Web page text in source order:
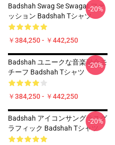
Badshah Swag Se Swagat ファ
ッション Badshah Tシャツ
￥384,250 - ￥442,250
-20%
Badshah ユニークな音楽融合モ
チーフ Badshah Tシャツ
￥384,250 - ￥442,250
-20%
Badshah アイコンサングラスグ
ラフィック Badshah Tシャツ
-20%